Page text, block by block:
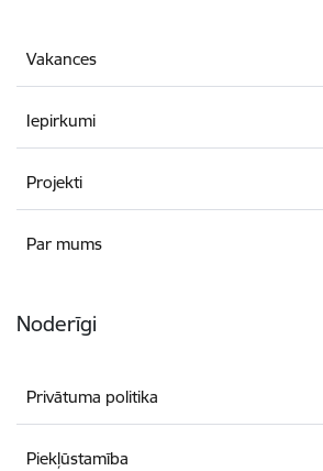
Vakances
Iepirkumi
Projekti
Par mums
Noderīgi
Privātuma politika
Piekļūstamība